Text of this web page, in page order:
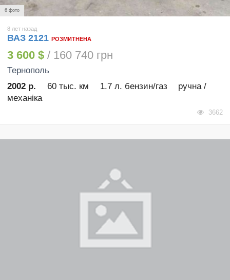
6 фото
8 лет назад
ВАЗ 2121 РОЗМИТНЕНА
3 600 $ / 160 740 грн
Тернополь
2002 р.
60 тыс. км 1.7 л. бензин/газ
ручна /
механіка
3662